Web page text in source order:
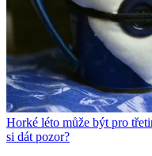
Horké léto může být pro
si dát pozor?